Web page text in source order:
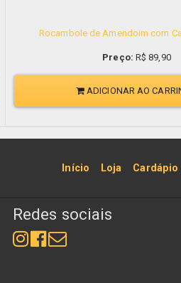
Rocambole de Amendoim com
Preço: R$89,90
ADICIONAR AO
Início Loja Cardápio
Redes sociais